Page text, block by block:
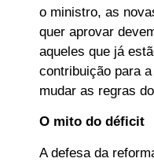
o ministro, as
quer aprovar
aqueles que já
contribuição para
mudar as regras
O mito do déficit
A defesa da